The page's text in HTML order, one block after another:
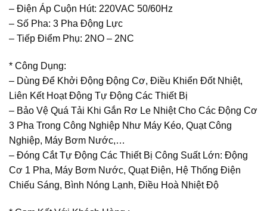
– Điện Áp Cuộn Hút: 220VAC 50/60Hz
– Số Pha: 3 Pha Động Lực
– Tiếp Điểm Phụ: 2NO – 2NC
* Công Dụng:
– Dùng Để Khởi Động Động Cơ, Điều Khiển Đốt Nhiệt,
Liên Kết Hoạt Động Tự Động Các Thiết Bị
– Bảo Vệ Quá Tải Khi Gắn Rơ Le Nhiệt Cho Các Động Cơ
3 Pha Trong Công Nghiệp Như Máy Kéo, Quạt Công
Nghiệp, Máy Bơm Nước,…
– Đóng Cắt Tự Động Các Thiết Bị Công Suất Lớn: Động
Cơ 1 Pha, Máy Bơm Nước, Quạt Điện, Hệ Thống Điện
Chiếu Sáng, Bình Nóng Lạnh, Điều Hoà Nhiệt Độ